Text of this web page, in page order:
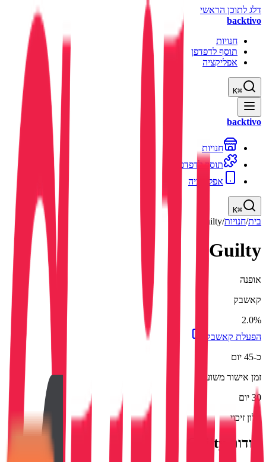
דלג לתוכן הראשי
backtivo
חנויות
תוסף לדפדפן
אפליקציה
⌘
K
backtivo
חנויות
תוסף לדפדפן
אפליקציה
⌘
K
בית/חנויות/
Guilty
Guilty
אופנה
קאשבק
2.0%
הפעלת קאשבק
כ-45 יום
זמן אישור משוער
30 יום
חלון זיכוי
אודות Guilty